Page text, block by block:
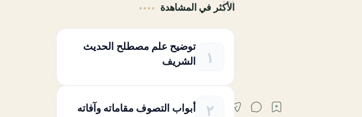
الأكثر في المشاهدة
توضيح علم مصطلح الحديث
الشريف
أبواب التصوف مقاماته وآفاته